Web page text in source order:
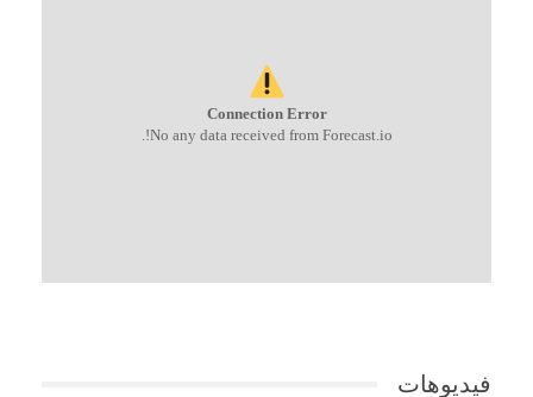
Connection Error
No any data received from Forecast.io!.
فيديوهات